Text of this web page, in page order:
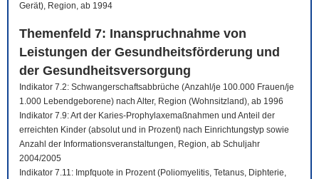
Gerät), Region, ab 1994
Themenfeld 7: Inanspruchnahme von
Leistungen der Gesundheitsförderung und
der Gesundheitsversorgung
Indikator 7.2: Schwangerschaftsabbrüche (Anzahl/je 100.000 Frauen/je
1.000 Lebendgeborene) nach Alter, Region (Wohnsitzland), ab 1996
Indikator 7.9: Art der Karies-Prophylaxemaßnahmen und Anteil der
erreichten Kinder (absolut und in Prozent) nach Einrichtungstyp sowie
Anzahl der Informationsveranstaltungen, Region, ab Schuljahr
2004/2005
Indikator 7.11: Impfquote in Prozent (Poliomyelitis, Tetanus, Diphterie,